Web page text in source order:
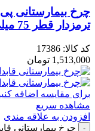
چرخ بیمارستانی
ترمزدار قطر 75 میلی متر
کد کالا: 17386
1,513,000 تومان
برای مقایسه اضافه
مشاهده سریع
افزودن به علاقه مندی
چرخ بیمارستانی قابدار